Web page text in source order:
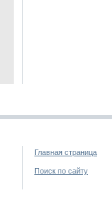
Главная страница
Поиск по сайту